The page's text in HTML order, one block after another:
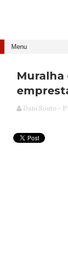
Muralha
Dani Souto -